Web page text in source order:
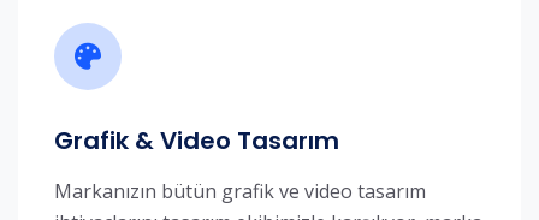
Grafik & Video Tasarım
Markanızın bütün grafik ve video tasarım